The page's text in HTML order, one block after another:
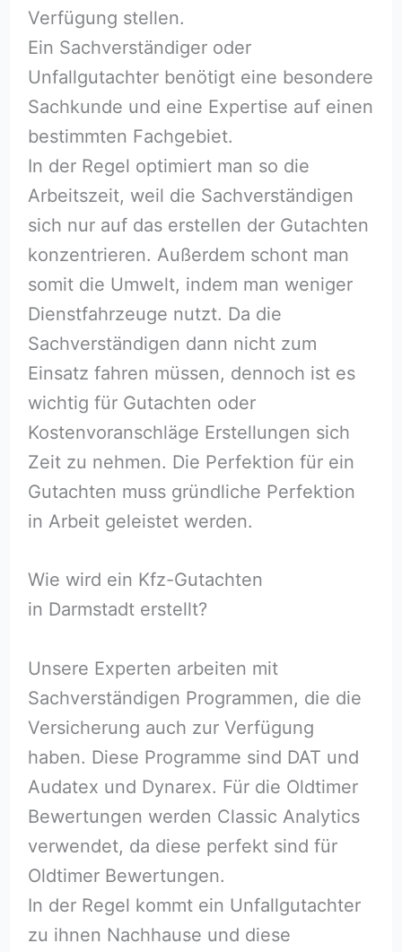
Verfügung stellen.
Ein Sachverständiger oder
Unfallgutachter benötigt eine besondere
Sachkunde und eine Expertise auf einen
bestimmten Fachgebiet.
In der Regel optimiert man so die
Arbeitszeit, weil die Sachverständigen
sich nur auf das erstellen der Gutachten
konzentrieren. Außerdem schont man
somit die Umwelt, indem man weniger
Dienstfahrzeuge nutzt. Da die
Sachverständigen dann nicht zum
Einsatz fahren müssen, dennoch ist es
wichtig für Gutachten oder
Kostenvoranschläge Erstellungen sich
Zeit zu nehmen. Die Perfektion für ein
Gutachten muss gründliche Perfektion
in Arbeit geleistet werden.
Wie wird ein Kfz-Gutachten
in Darmstadt erstellt?
Unsere Experten arbeiten mit
Sachverständigen Programmen, die die
Versicherung auch zur Verfügung
haben. Diese Programme sind DAT und
Audatex und Dynarex. Für die Oldtimer
Bewertungen werden Classic Analytics
verwendet, da diese perfekt sind für
Oldtimer Bewertungen.
In der Regel kommt ein Unfallgutachter
zu ihnen Nachhause und diese